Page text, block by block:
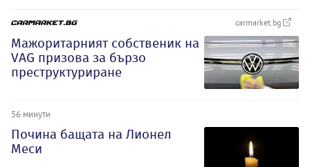
carmarket.bg
Мажоритарният собственик на
VAG призова за бързо
преструктуриране
56 минути
Почина бащата на Лионел
Меси